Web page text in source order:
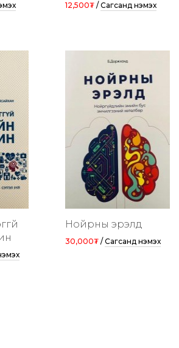
12,500₮ / Сагсанд нэмэх
Нойрны эрэлд
30,000₮ / Сагсанд нэмэх